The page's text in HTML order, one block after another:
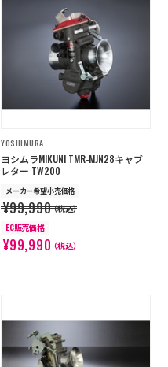
YOSHIMURA
ヨシムラMIKUNI TMR-MJN28キャブ
レター TW200
メーカー希望小売価格
¥99,990（税込）
EC販売価格
¥99,990（税込）